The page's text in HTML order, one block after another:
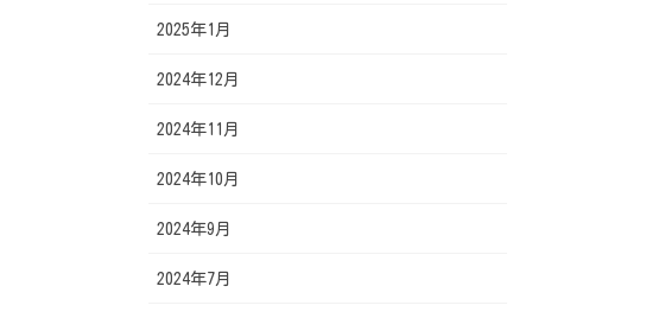
2025年1月
2024年12月
2024年11月
2024年10月
2024年9月
2024年7月